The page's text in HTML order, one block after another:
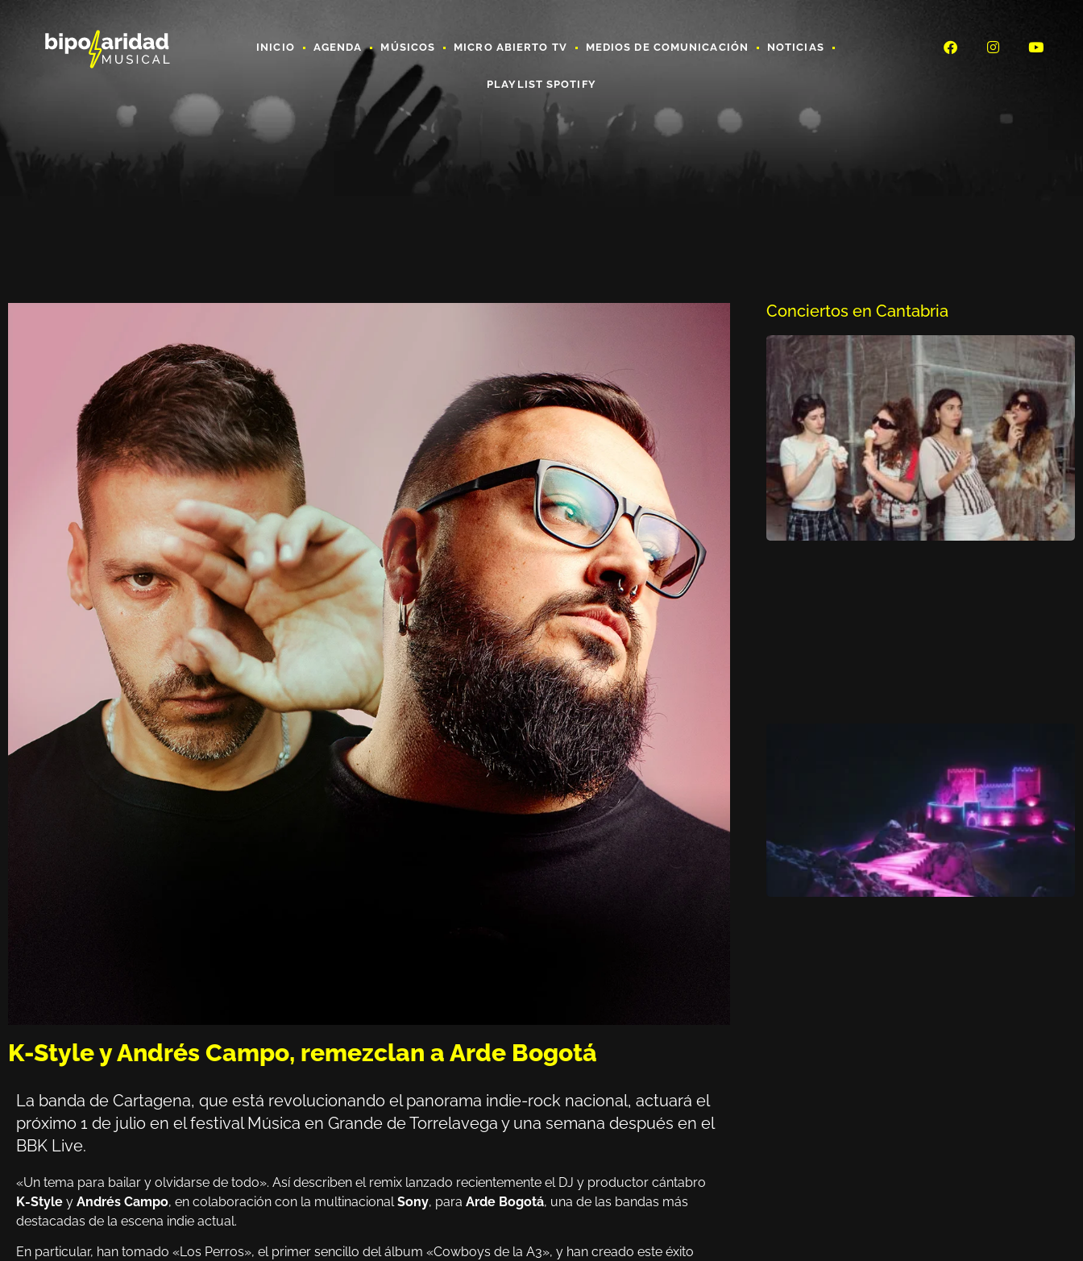
INICIO AGENDA MÚSICOS MICRO ABIERTO TV MEDIOS DE COMUNICACIÓN NOTICIAS
PLAYLIST SPOTIFY
K-Style y Andrés Campo, remezclan a Arde Bogotá
La banda de Cartagena, que está revolucionando el panorama indie-rock nacional, actuará el
próximo 1 de julio en el festival Música en Grande de Torrelavega y una semana después en el
BBK Live.
«Un tema para bailar y olvidarse de todo». Así describen el remix lanzado recientemente el DJ y productor cántabro
K-Style y Andrés Campo, en colaboración con la multinacional Sony, para Arde Bogotá, una de las bandas más
destacadas de la escena indie actual.
En particular, han tomado «Los Perros», el primer sencillo del álbum «Cowboys de la A3», y han creado este éxito
Conciertos en Cantabria